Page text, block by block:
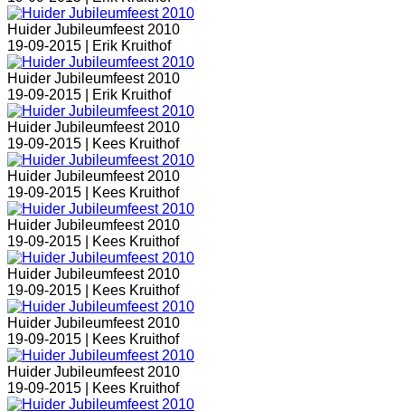
Huider Jubileumfeest 2010
19-09-2015 |
Erik Kruithof
Huider Jubileumfeest 2010
19-09-2015 |
Erik Kruithof
Huider Jubileumfeest 2010
19-09-2015 |
Kees Kruithof
Huider Jubileumfeest 2010
19-09-2015 |
Kees Kruithof
Huider Jubileumfeest 2010
19-09-2015 |
Kees Kruithof
Huider Jubileumfeest 2010
19-09-2015 |
Kees Kruithof
Huider Jubileumfeest 2010
19-09-2015 |
Kees Kruithof
Huider Jubileumfeest 2010
19-09-2015 |
Kees Kruithof